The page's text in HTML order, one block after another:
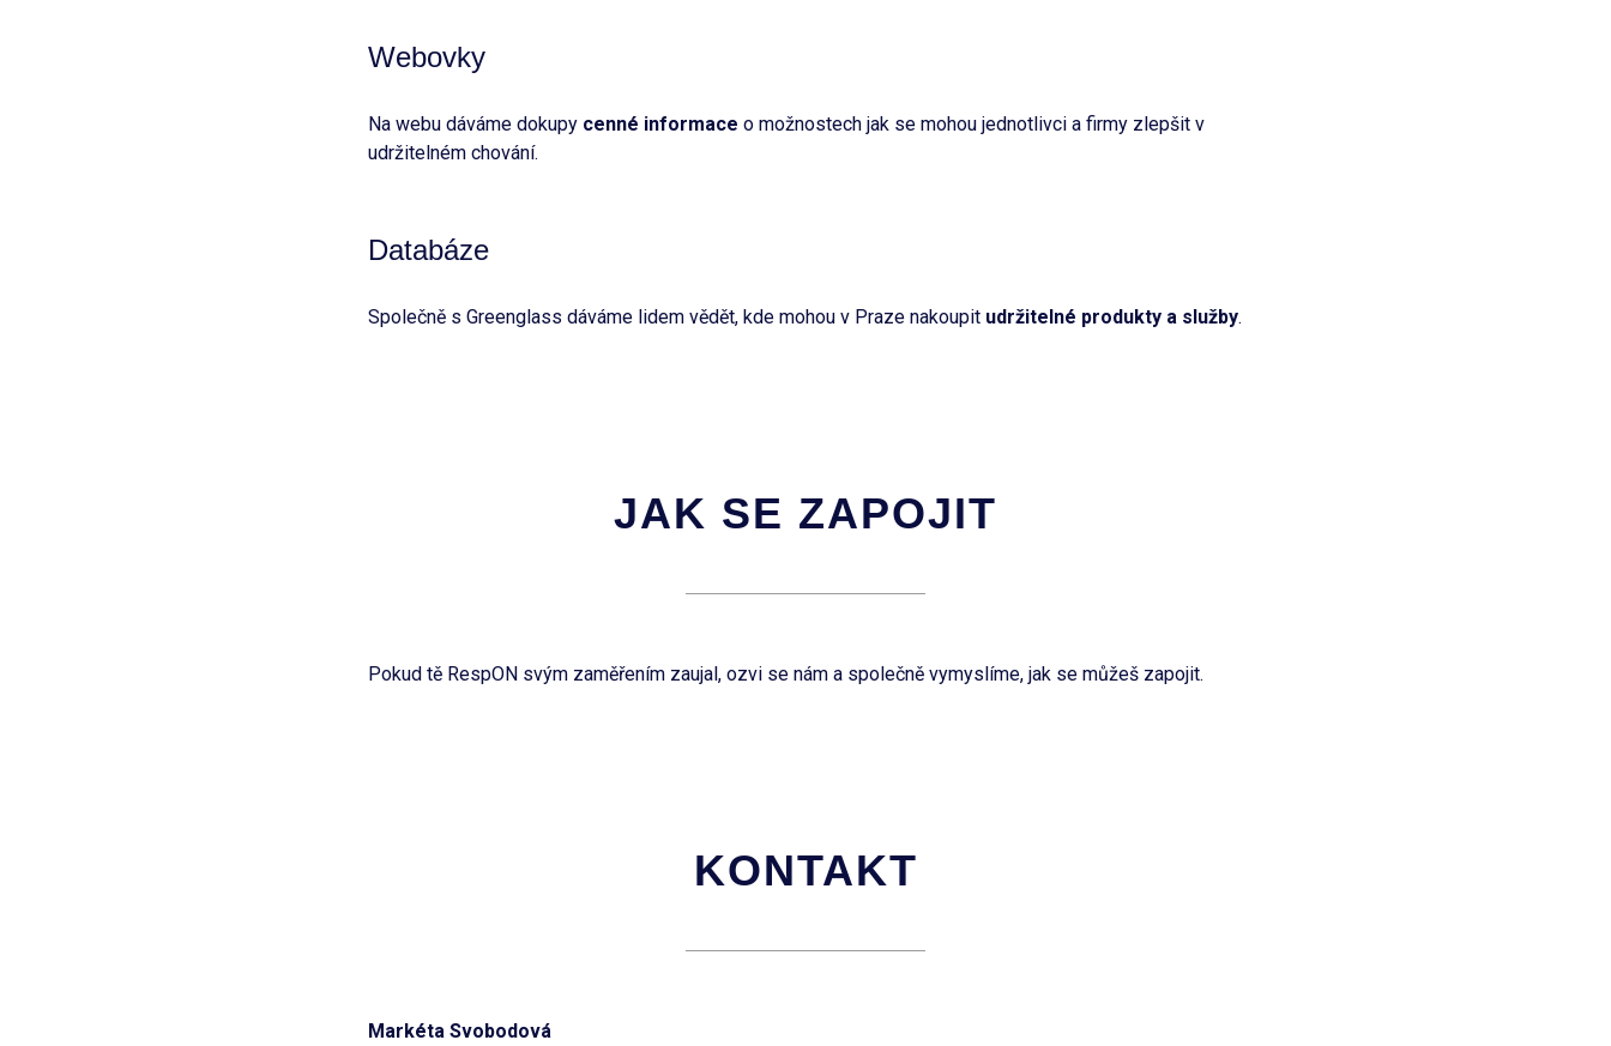
Webovky
Na webu dáváme dokupy cenné informace o možnostech jak se mohou jednotlivci a firmy zlepšit v
udržitelném chování.
Databáze
Společně s Greenglass dáváme lidem vědět, kde mohou v Praze nakoupit udržitelné produkty a služby.
JAK SE ZAPOJIT
Pokud tě RespON svým zaměřením zaujal, ozvi se nám a společně vymyslíme, jak se můžeš zapojit.
KONTAKT
Markéta Svobodová